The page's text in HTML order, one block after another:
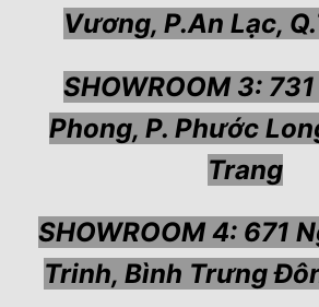
Vương, P.An Lạc,
SHOWROOM 3:
Phong, P. Phước
Trang
SHOWROOM 4: 671
Trinh, Bình Trưng